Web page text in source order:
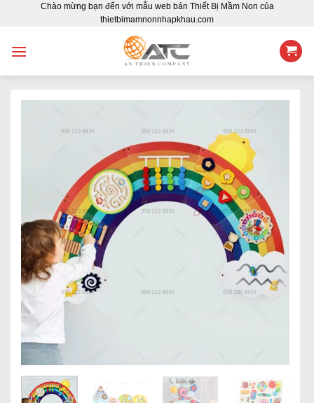
Chào mừng bạn đến với mẫu web bán Thiết Bị Mầm Non của
thietbimamnonnhapkhau.com